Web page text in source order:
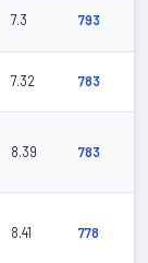
7.3 793
7.32 783
8.39 783
8.41 778